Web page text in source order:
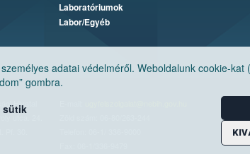
adatai védelméről. Weboldalunk cookie-
gombra.
sütik
Laboratóriumok
Labor/Egyéb
Hivatal